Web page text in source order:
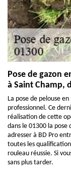
Pose de gazon
à Saint Champ,
La pose de pelouse
professionnel. Ce
réalisation de cette
dans le 01300 la
adresser à BD Pro
toutes les
rouleau réussie. Si
sans plus tarder.